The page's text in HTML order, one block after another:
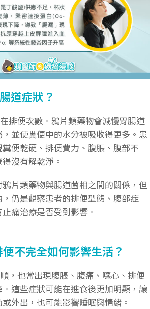
道症狀？
排便次數。鴉片類藥物會減慢胃腸道
並使糞便中的水分被吸收得更多。患
便乾硬、排便費力、腹脹、腹部不
沒有解乾淨。
片類藥物與腸道菌相之間的關係，但
仍是觀察患者的排便型態、腹部症
痛治療是否受到影響。
不完全如何影響生活？
，也常出現腹脹、腹痛、噁心、排便
這些症狀可能在進食後更加明顯，讓
外出，也可能影響睡眠與情緒。